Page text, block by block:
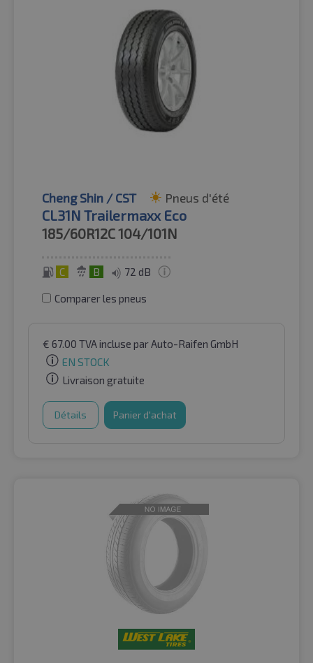
Cheng Shin / CST Pneus d'été
CL31N Trailermaxx Eco
185/60R12C104/101N
C B 72 dB
Comparer les pneus
€ 67.00 TVA incluse par Auto-Raifen GmbH
EN STOCK
Livraison gratuite
Détails Panier d'achat